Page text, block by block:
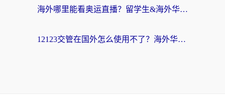
海外哪里能看奥运直播？留学生&海外华人必看的体育赛事观赛终极指南
12123交管在国外怎么使用不了？海外华人必看的无缝访问国内资源指南